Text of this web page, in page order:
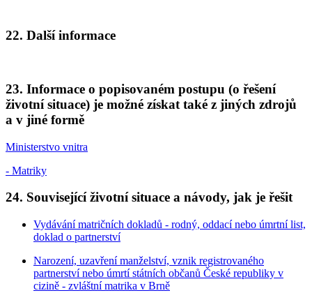
22. Další informace
23. Informace o popisovaném postupu (o řešení
životní situace) je možné získat také z jiných zdrojů
a v jiné formě
Ministerstvo vnitra
- Matriky
24. Související životní situace a návody, jak je řešit
Vydávání matričních dokladů - rodný, oddací nebo úmrtní list,
doklad o partnerství
Narození, uzavření manželství, vznik registrovaného
partnerství nebo úmrtí státních občanů České republiky v
cizině - zvláštní matrika v Brně